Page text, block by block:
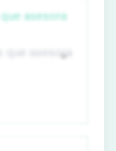
asesora